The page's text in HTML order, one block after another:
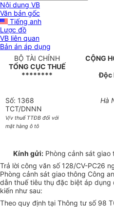
Nội dung VB
Văn bản gốc
Tiếng anh
Lược đồ
VB liên quan
Bản án áp dụng
BỘ TÀI CHÍNH
TỔNG CỤC THUẾ
********
CỘNG
Độc
Số: 1368
TCT/DNNN
V/v thuế TTĐB đối với
mặt hàng ô tô
Hà
Kính gửi:Phòng cảnh sát giao
Trả lời công văn số 128/CV-PC26
Phòng cảnh sát giao thông Công
dẫn thuế tiêu thụ đặc biệt áp dụng
kiến như sau:
Theo quy định tại Thông tư số 98